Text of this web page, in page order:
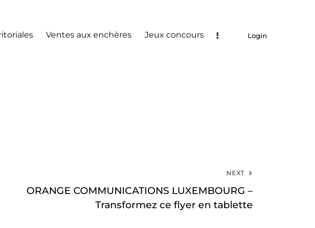
Ventes aux enchères Jeux concours Login
NEXT
ORANGE COMMUNICATIONS LUXEMBOURG –
Transformez ce flyer en tablette